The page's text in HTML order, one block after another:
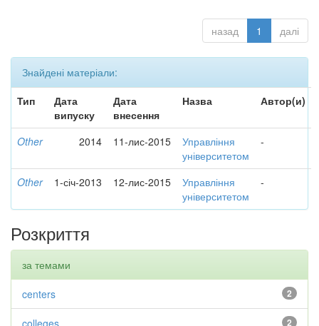
назад 1 далі
Знайдені матеріали:
Тип
Дата
випуску
Дата
внесення
Назва Автор(и)
Other 2014 11-лис-2015
Управління
університетом
-
Other 1-січ-2013 12-лис-2015
Управління
університетом
-
Розкриття
за темами
2
centers
2
colleges